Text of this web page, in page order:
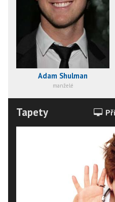
Adam Shulman
manželé
Tapety